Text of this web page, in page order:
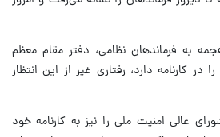
به فرماندهان نظامی، دفتر مقام معظم
در کارنامه دارد، رفتاری غیر از این انتظار
عالی امنیت ملی را نیز به کارنامه خود